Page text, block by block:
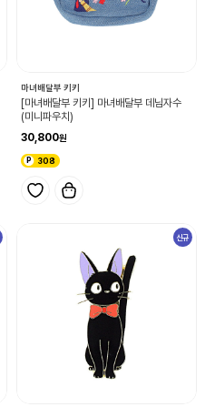
마녀배달부 키키
[마녀배달부 키키] 마녀배달부 데님자수
(미니파우치)
30,800
308
신규